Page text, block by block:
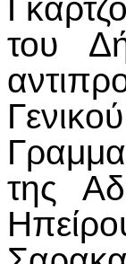
του
της